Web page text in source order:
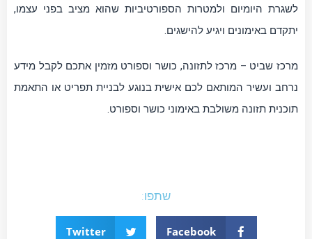
לשגרת היומיום ולמטרות הספורטיביות שהוא מציב בפני עצמו,
יתקדם באימונים ויגיע להישגים.
מרכז שביט – מרכז לתזונה, כושר וספורט מזמין אתכם לקבל מידע
נרחב ועשיר המותאם לכם אישית בנוגע לבניית תפריט או התאמת
תוכנית תזונה משולבת באימוני כושר וספורט.
שתפו:
Facebook
Twitter